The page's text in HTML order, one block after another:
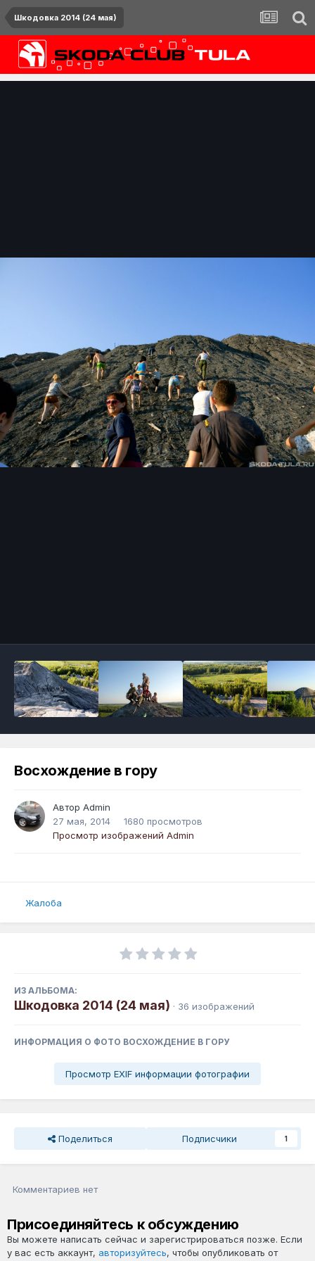
Шкодовка 2014 (24 мая)
Восхождение в гору
Автор Admin
27 мая, 2014
1680 просмотров
Просмотр изображений Admin
Жалоба
ИЗ АЛЬБОМА:
Шкодовка 2014 (24 мая) · 36 изображений
ИНФОРМАЦИЯ О ФОТО ВОСХОЖДЕНИЕ В ГОРУ
Просмотр EXIF информации фотографии
Поделиться Подписчики 1
Комментариев нет
Присоединяйтесь к обсуждению
Вы можете написать сейчас и зарегистрироваться позже. Если
у вас есть аккаунт, авторизуйтесь, чтобы опубликовать от